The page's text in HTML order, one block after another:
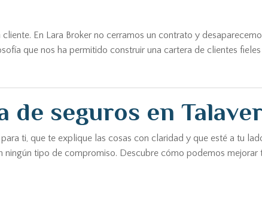
En Lara Broker no cerramos un contrato y
que nos ha permitido construir una cartera de clientes
seguros en
ti, que te explique las cosas con claridad y que esté a tu
tipo de compromiso. Descubre cómo podemos